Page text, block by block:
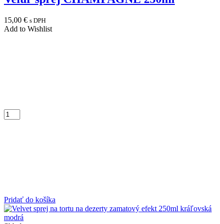
15,00 € s DPH
Add to Wishlist
Pridať do košíka